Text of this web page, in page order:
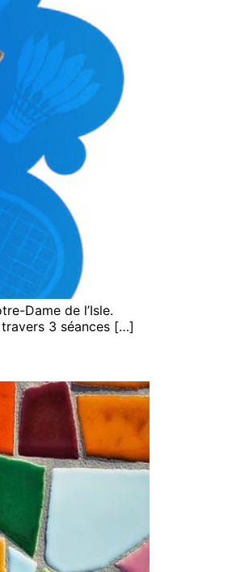
Dame de l’Isle.
3 séances […]